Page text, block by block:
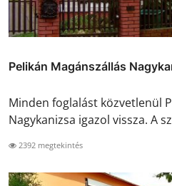
Pelikán Magánszállás
Minden foglalást közvetlenül
Nagykanizsa igazol vissza. A
2392 megtekintés